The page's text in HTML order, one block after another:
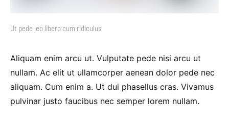
Ut pede leo libero cum ridiculus
Aliquam enim arcu ut. Vulputate pede nisi arcu ut
nullam. Ac elit ut ullamcorper aenean dolor pede nec
aliquam. Cum enim a. Ut dui phasellus cras. Vivamus
pulvinar justo faucibus nec semper lorem nullam.